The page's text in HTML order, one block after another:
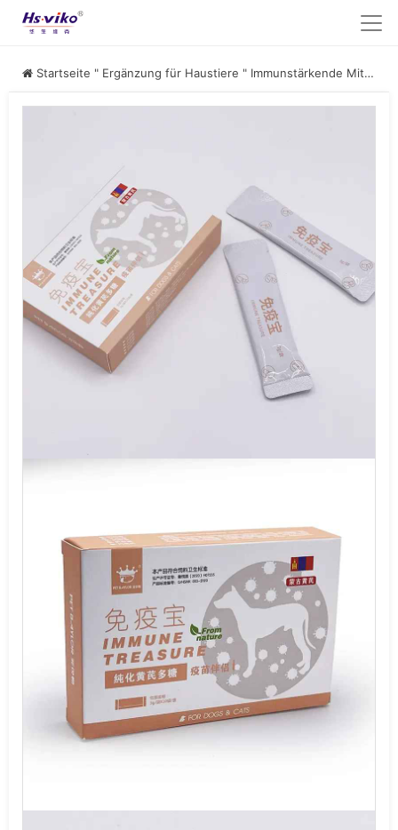
Startseite " Ergänzung für Haustiere " Immunstärkende Mittel für Hunde und Katzen